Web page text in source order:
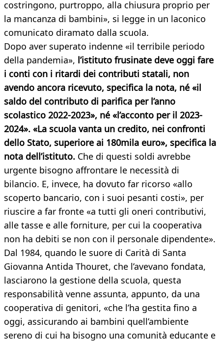
costringono, purtroppo, alla chiusura proprio per
la mancanza di bambini», si legge in un laconico
comunicato diramato dalla scuola.
Dopo aver superato indenne «il terribile periodo
della pandemia», l’istituto frusinate deve oggi fare
i conti con i ritardi dei contributi statali, non
avendo ancora ricevuto, specifica la nota, né «il
saldo del contributo di parifica per l’anno
scolastico 2022-2023», né «l’acconto per il 2023-
2024». «La scuola vanta un credito, nei confronti
dello Stato, superiore ai 180mila euro», specifica la
nota dell’istituto. Che di questi soldi avrebbe
urgente bisogno affrontare le necessità di
bilancio. E, invece, ha dovuto far ricorso «allo
scoperto bancario, con i suoi pesanti costi», per
riuscire a far fronte «a tutti gli oneri contributivi,
alle tasse e alle forniture, per cui la cooperativa
non ha debiti se non con il personale dipendente».
Dal 1984, quando le suore di Carità di Santa
Giovanna Antida Thouret, che l’avevano fondata,
lasciarono la gestione della scuola, questa
responsabilità venne assunta, appunto, da una
cooperativa di genitori, «che l’ha gestita fino a
oggi, assicurando ai bambini quell’ambiente
sereno di cui ha bisogno una comunità educante e